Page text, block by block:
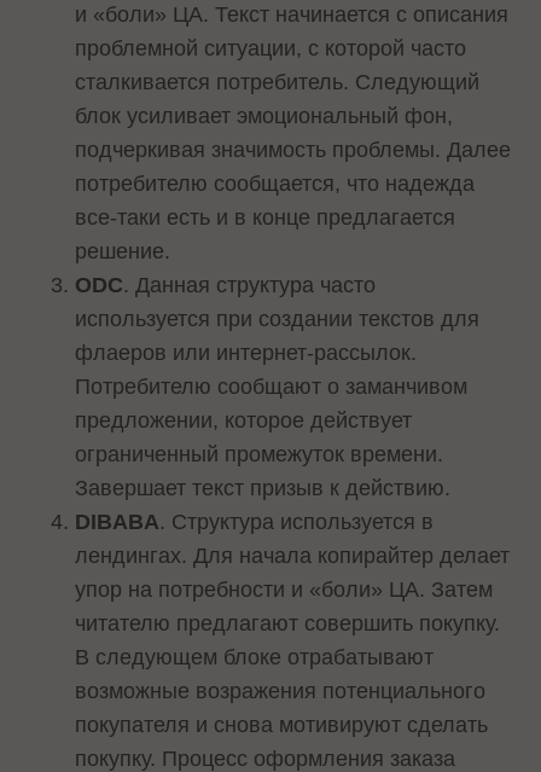
и «боли» ЦА. Текст начинается с описания
проблемной ситуации, с которой часто
сталкивается потребитель. Следующий
блок усиливает эмоциональный фон,
подчеркивая значимость проблемы. Далее
потребителю сообщается, что надежда
все-таки есть и в конце предлагается
решение.
ODC. Данная структура часто
используется при создании текстов для
флаеров или интернет-рассылок.
Потребителю сообщают о заманчивом
предложении, которое действует
ограниченный промежуток времени.
Завершает текст призыв к действию.
DIBABA. Структура используется в
лендингах. Для начала копирайтер делает
упор на потребности и «боли» ЦА. Затем
читателю предлагают совершить покупку.
В следующем блоке отрабатывают
возможные возражения потенциального
покупателя и снова мотивируют сделать
покупку. Процесс оформления заказа